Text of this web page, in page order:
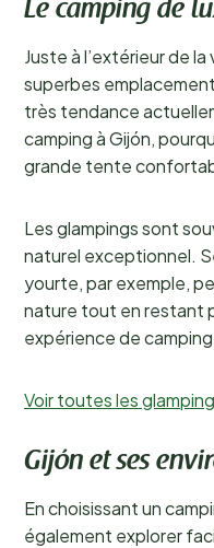
Le camping de
Juste à l’extérieur de
superbes
très tendance
camping à Gijón,
grande tente
Les glampings sont
naturel exceptionnel.
yourte, par exemple,
nature tout en restant
expérience de
Voir toutes les
Gijón et ses
En choisissant un
également explorer